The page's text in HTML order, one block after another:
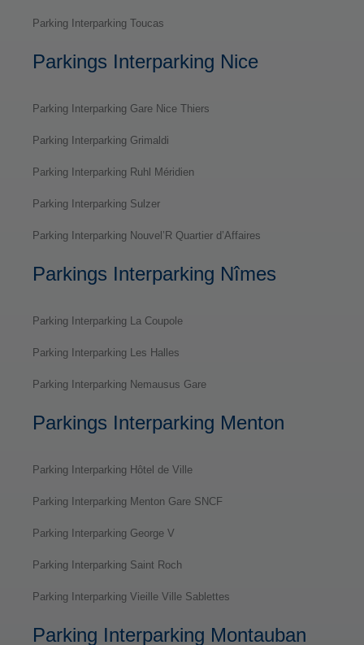
Parking Interparking Toucas
Parkings Interparking Nice
Parking Interparking Gare Nice Thiers
Parking Interparking Grimaldi
Parking Interparking Ruhl Méridien
Parking Interparking Sulzer
Parking Interparking Nouvel’R Quartier d’Affaires
Parkings Interparking Nîmes
Parking Interparking La Coupole
Parking Interparking Les Halles
Parking Interparking Nemausus Gare
Parkings Interparking Menton
Parking Interparking Hôtel de Ville
Parking Interparking Menton Gare SNCF
Parking Interparking George V
Parking Interparking Saint Roch
Parking Interparking Vieille Ville Sablettes
Parking Interparking Montauban